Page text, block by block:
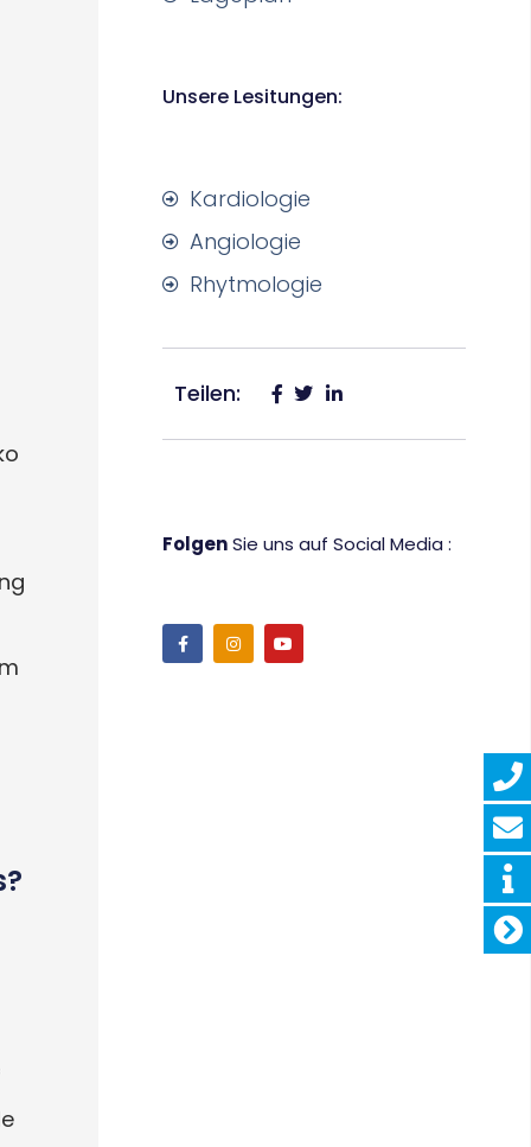
Unsere Lesitungen:
Kardiologie
Angiologie
Rhytmologie
Teilen:
FolgenSie uns auf Social Media :